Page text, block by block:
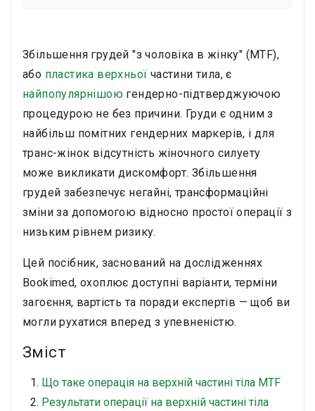
рішень. Результати можуть відрізнятися.
Прочитати повний текст дисклеймера
Збільшення грудей "з чоловіка в жінку" (MTF),
або пластика верхньої частини тила, є
найпопулярнішою гендерно-підтверджуючою
процедурою не без причини. Груди є одним з
найбільш помітних гендерних маркерів, і для
транс-жінок відсутність жіночного силуету
може викликати дискомфорт. Збільшення
грудей забезпечує негайні, трансформаційні
зміни за допомогою відносно простої операції з
низьким рівнем ризику.
Цей посібник, заснований на дослідженнях
Bookimed, охоплює доступні варіанти, терміни
загоєння, вартість та поради експертів — щоб ви
могли рухатися вперед з упевненістю.
Зміст
Що таке операція на верхній частині тіла MTF
Результати операції на верхній частині тіла